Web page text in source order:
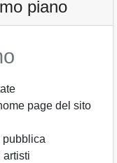
piano
page del sito
pubblica
artisti